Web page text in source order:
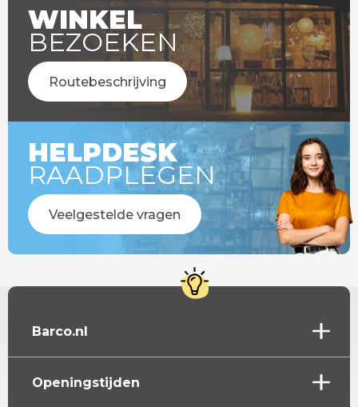
WINKEL
BEZOEKEN
Routebeschrijving
HELPDESK
RAADPLEGEN
Veelgestelde vragen
Barco.nl
Openingstijden